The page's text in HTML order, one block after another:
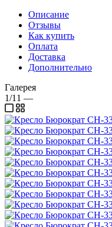
Описание
Отзывы
Как купить
Оплата
Доставка
Дополнительно
Галерея
1/11 —